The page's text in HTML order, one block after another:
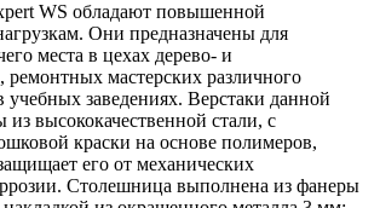
WS обладают повышенной
Они предназначены для
места в цехах дерево- и
ремонтных мастерских различного
учебных заведениях. Верстаки данной
из высококачественной стали, с
краски на основе полимеров,
его от механических
Столешница выполнена из фанеры